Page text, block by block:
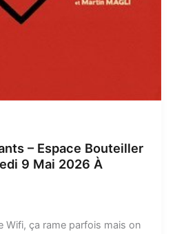
– Espace Bouteiller
9 Mai 2026 À
Wifi, ça rame parfois mais on